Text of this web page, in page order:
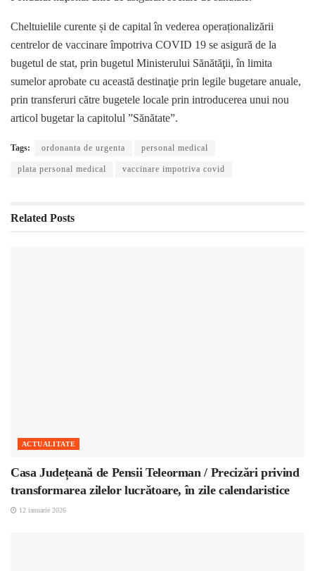
Cheltuielile curente și de capital în vederea operaționalizării
centrelor de vaccinare împotriva COVID 19 se asigură de la
bugetul de stat, prin bugetul Ministerului Sănătăţii, în limita
sumelor aprobate cu această destinaţie prin legile bugetare anuale,
prin transferuri către bugetele locale prin introducerea unui nou
articol bugetar la capitolul ”Sănătate”.
Tags: ordonanta de urgenta personal medical
plata personal medical vaccinare impotriva covid
Related Posts
ACTUALITATE
Casa Județeană de Pensii Teleorman / Precizări privind
transformarea zilelor lucrătoare, în zile calendaristice
12 ianuarie 2026